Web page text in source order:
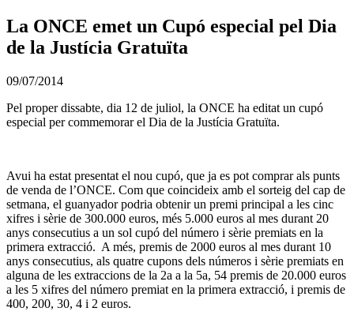
La ONCE emet un Cupó especial pel Dia
de la Justícia Gratuïta
09/07/2014
Pel proper dissabte, dia 12 de juliol, la ONCE ha editat un cupó
especial per commemorar el Dia de la Justícia Gratuïta.
Avui ha estat presentat el nou cupó, que ja es pot comprar als punts
de venda de l’ONCE. Com que coincideix amb el sorteig del cap de
setmana, el guanyador podria obtenir un premi principal a les cinc
xifres i sèrie de 300.000 euros, més 5.000 euros al mes durant 20
anys consecutius a un sol cupó del número i sèrie premiats en la
primera extracció. A més, premis de 2000 euros al mes durant 10
anys consecutius, als quatre cupons dels números i sèrie premiats en
alguna de les extraccions de la 2a a la 5a, 54 premis de 20.000 euros
a les 5 xifres del número premiat en la primera extracció, i premis de
400, 200, 30, 4 i 2 euros.